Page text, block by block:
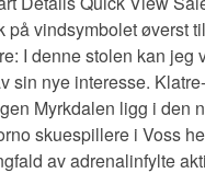
på vindsymbolet øverst
I denne stolen kan jeg
sin nye interesse.
Myrkdalen ligg i den
skuespillere i Voss
av adrenalinfylte